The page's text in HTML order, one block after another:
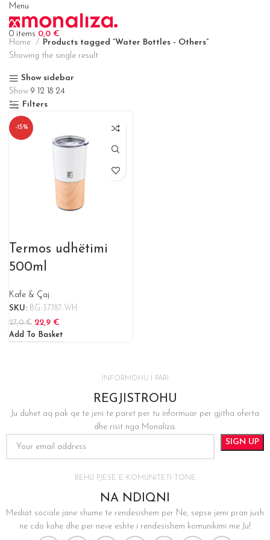
Menu
0 items 0,0 €
Home
Products tagged “Water Bottles - Others”
Showing the single result
Show sidebar
Show 9 12 18 24
Filters
-15%
Termos udhëtimi
500ml
Kafe & Çaj
SKU: BG-37787-WH
27,0€ 22,9 €
Add To Basket
INFORMOHU I PARI
REGJISTROHU
Ju duhet aq pak qe te jeni te paret per tu informuar per gjitha oferta
dhe risit nga Monaliza.
BEHU PJESE E KOMUNITETI TONE
NA NDIQNI
Mediat sociale jane shume te rendesishem per Ne, sepse jemi pran jush
ne cdo kohe dhe per neve eshte i rendesishem komunikimi me Ju!